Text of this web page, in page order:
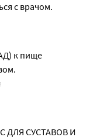
с врачом.
к пище
ДЛЯ СУСТАВОВ И